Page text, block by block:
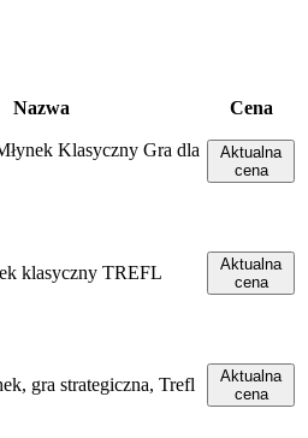
Nazwa Cena
Klasyczny Gra dla
Aktualna
cena
klasyczny TREFL
Aktualna
cena
gra strategiczna, Trefl
Aktualna
cena